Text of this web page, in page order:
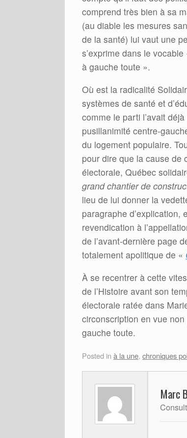
comprend très bien à sa
(au diable les mesures
de la santé) lui vaut une
s’exprime dans le
à gauche toute ».
Où est la radicalité
systèmes de santé et
comme le parti l’avait
pusillanimité centre-
du logement populaire.
pour dire que la cause de
électorale, Québec
grand chantier de
lieu de lui donner la
paragraphe
revendication à
de l’avant-dernière page
totalement apolitique de «
À se recentrer à cette
de l’Histoire avant son
électorale ratée dans
circonscription en vue
gauche toute.
Posted in à la une, chroniques
Marc